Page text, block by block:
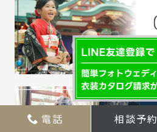
電話 相談予約